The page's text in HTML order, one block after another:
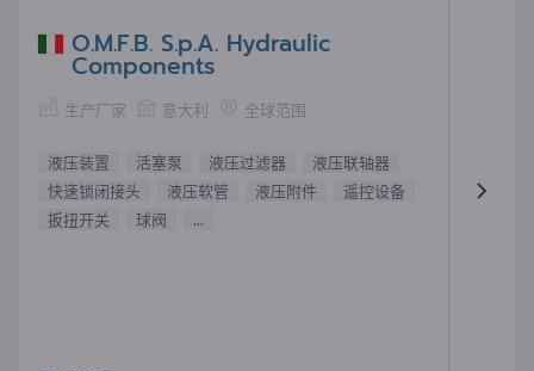
O.M.F.B. S.p.A. Hydraulic
Components
生产厂家 意大利 全球范围
液压装置 活塞泵 液压过滤器
液压联轴器
快速锁闭接头
液压软管 液压附件
遥控设备
扳扭开关
球阀 ...